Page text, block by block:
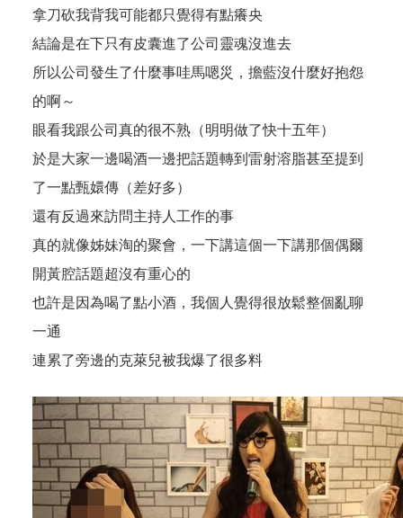
拿刀砍我背我可能都只覺得有點癢央
結論是在下只有皮囊進了公司靈魂沒進去
所以公司發生了什麼事哇馬嗯災，擔藍沒什麼好抱怨
的啊～
眼看我跟公司真的很不熟（明明做了快十五年）
於是大家一邊喝酒一邊把話題轉到雷射溶脂甚至提到
了一點甄嬛傳（差好多）
還有反過來訪問主持人工作的事
真的就像姊妹淘的聚會，一下講這個一下講那個偶爾
開黃腔話題超沒有重心的
也許是因為喝了點小酒，我個人覺得很放鬆整個亂聊
一通
連累了旁邊的克萊兒被我爆了很多料